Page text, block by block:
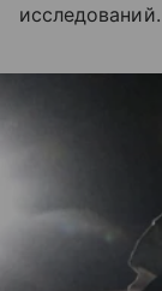
исследований.